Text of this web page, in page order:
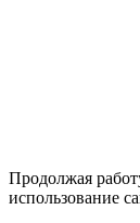
Продолжая
использование